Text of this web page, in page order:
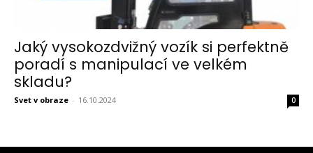
Jaký vysokozdvižný vozík si perfektně
poradí s manipulací ve velkém
skladu?
Svet v obraze - 16.10.2024 0